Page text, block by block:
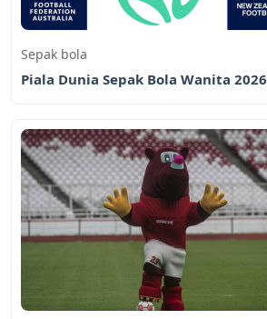
Sepak bola
Piala Dunia Sepak Bola Wanita 2026